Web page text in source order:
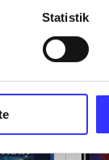
Statistik